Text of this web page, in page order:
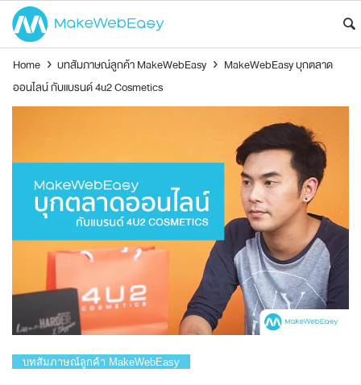
Home › บทสัมภาษณ์ลูกค้า MakeWebEasy › MakeWebEasy บุกตลาด
ออนไลน์ กับแบรนด์ 4u2 Cosmetics
บทสัมภาษณ์ลูกค้า MakeWebEasy